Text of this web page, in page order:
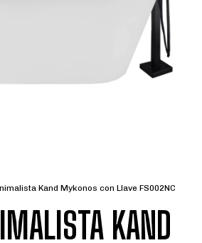
Kand Mykonos con Llave FS002NC
KAND